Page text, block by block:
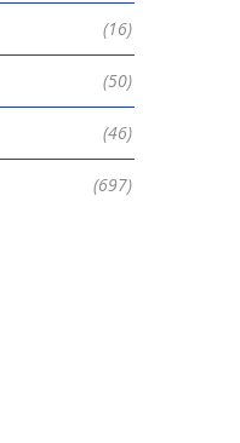
La patronal propone un
del SMI para...
16 diciembre, 2025
(16)
(50)
(46)
(697)